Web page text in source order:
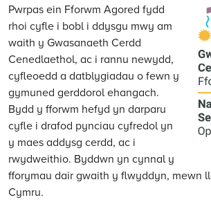
Pwrpas ein Fforwm Agored fydd
rhoi cyfle i bobl i ddysgu mwy am
waith y Gwasanaeth Cerdd
Cenedlaethol, ac i rannu newydd,
cyfleoedd a datblygiadau o fewn y
gymuned gerddorol ehangach.
Bydd y fforwm hefyd yn darparu
cyfle i drafod pynciau cyfredol yn
y maes addysg cerdd, ac i
rwydweithio. Byddwn yn cynnal y
fforymau dair gwaith y flwyddyn, mewn
Cymru.